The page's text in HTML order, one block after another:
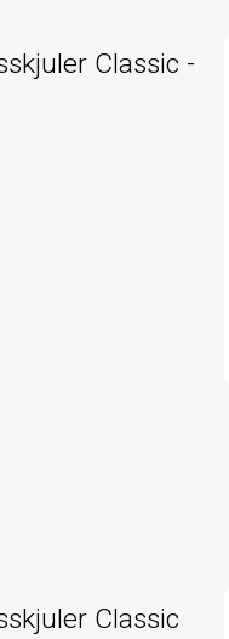
Classic -
Classic